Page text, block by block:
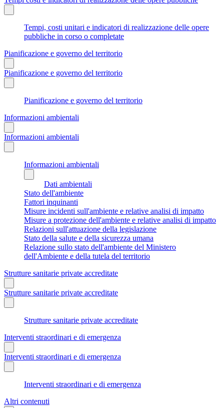
Tempi, costi unitari e indicatori di realizzazione delle opere
pubbliche in corso o completate
Pianificazione e governo del territorio
Pianificazione e governo del territorio
Pianificazione e governo del territorio
Informazioni ambientali
Informazioni ambientali
Informazioni ambientali
Dati ambientali
Stato dell'ambiente
Fattori inquinanti
Misure incidenti sull'ambiente e relative analisi di impatto
Misure a protezione dell'ambiente e relative analisi di impatto
Relazioni sull'attuazione della legislazione
Stato della salute e della sicurezza umana
Relazione sullo stato dell'ambiente del Ministero
dell'Ambiente e della tutela del territorio
Strutture sanitarie private accreditate
Strutture sanitarie private accreditate
Strutture sanitarie private accreditate
Interventi straordinari e di emergenza
Interventi straordinari e di emergenza
Interventi straordinari e di emergenza
Altri contenuti